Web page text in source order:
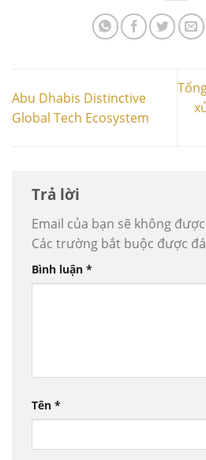
Abu Dhabis Distinctive
Global Tech Ecosystem
Trả lời
Email của bạn sẽ không
Các trường bắt buộc được
Bình luận *
Tên *